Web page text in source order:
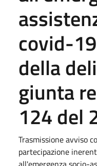
covid-
della
giunta
124 del
Trasmissione avviso
partecipazione